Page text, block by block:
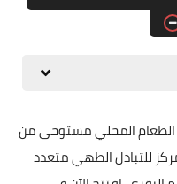
المحلي مستوحى من
للتبادل الطهي متعدد